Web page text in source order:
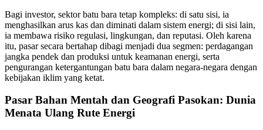
Bagi investor, sektor batu bara tetap kompleks: di satu sisi, ia
menghasilkan arus kas dan diminati dalam sistem energi; di sisi lain,
ia membawa risiko regulasi, lingkungan, dan reputasi. Oleh karena
itu, pasar secara bertahap dibagi menjadi dua segmen: perdagangan
jangka pendek dan produksi untuk keamanan energi, serta
pengurangan ketergantungan batu bara dalam negara-negara dengan
kebijakan iklim yang ketat.
Pasar Bahan Mentah dan Geografi Pasokan: Dunia
Menata Ulang Rute Energi